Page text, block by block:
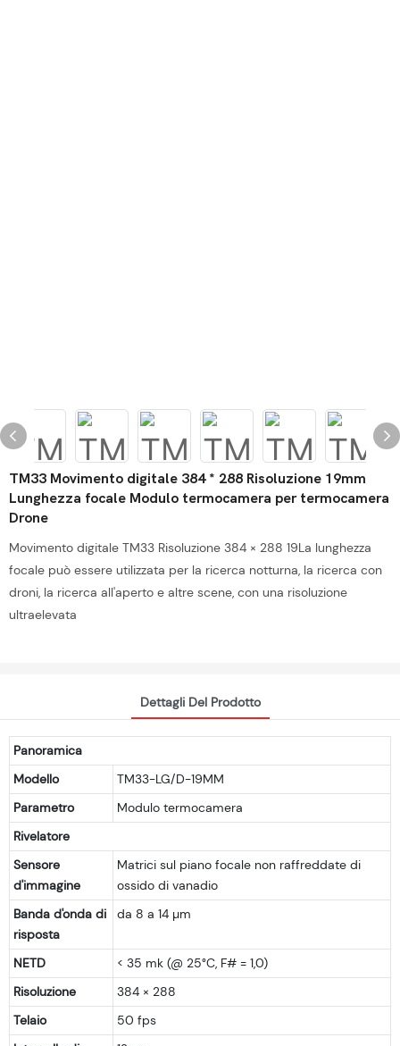
TM33 Movimento digitale 384 * 288 Risoluzione 19mm
Lunghezza focale Modulo termocamera per termocamera
Drone
Movimento digitale TM33 Risoluzione 384 × 288 19La lunghezza
focale può essere utilizzata per la ricerca notturna, la ricerca con
droni, la ricerca all'aperto e altre scene, con una risoluzione
ultraelevata
Dettagli Del Prodotto
Panoramica
Modello
TM33-LG/D-19MM
Parametro
Modulo termocamera
Rivelatore
Sensore
d'immagine
Matrici sul piano focale non raffreddate di
ossido di vanadio
Banda d'onda di
risposta
da 8 a 14 µm
NETD
< 35 mk (@ 25°C, F# = 1,0)
Risoluzione
384 × 288
Telaio
50 fps